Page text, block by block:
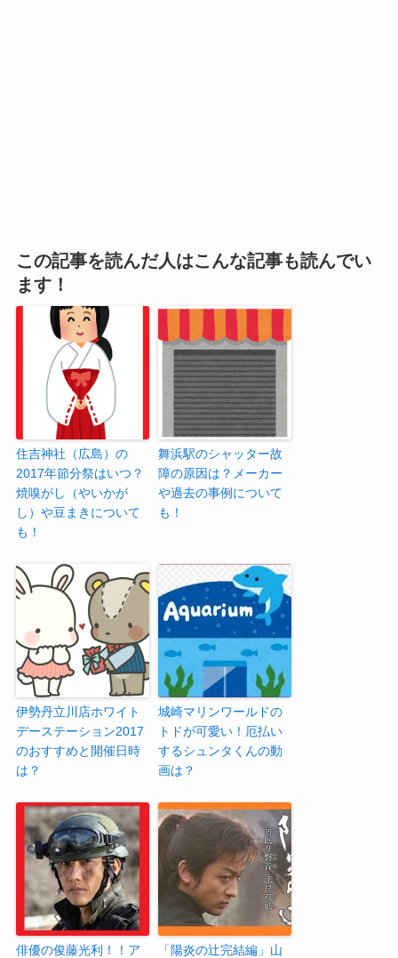
この記事を読んだ人はこんな記事も読んでい
ます！
住吉神社（広島）の
2017年節分祭はいつ？
焼嗅がし（やいかが
し）や豆まきについて
も！
舞浜駅のシャッター故
障の原因は？メーカー
や過去の事例について
も！
伊勢丹立川店ホワイト
デーステーション2017
のおすすめと開催日時
は？
城崎マリンワールドの
トドが可愛い！厄払い
するシュンタくんの動
画は？
俳優の俊藤光利！！ア
「陽炎の辻完結編」山